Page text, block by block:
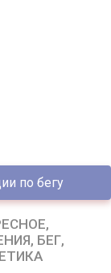
по бегу
БЕГ